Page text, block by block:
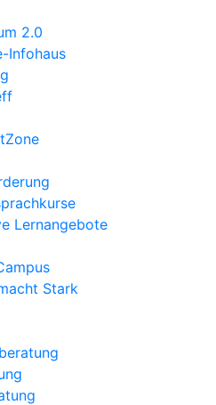
2.0
Infohaus
Lernangebote
Stark